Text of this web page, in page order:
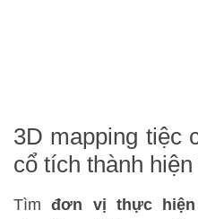
3D mapping tiệc
cổ tích thành
Tìmđơn vị thực